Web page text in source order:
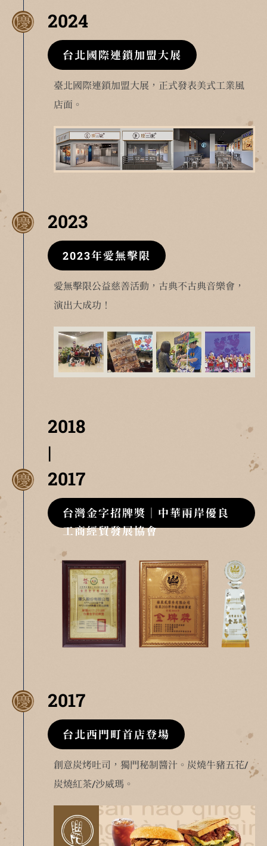
2024
台北國際連鎖加盟大展
臺北國際連鎖加盟大展，正式發表美式工業風
店面。
2023
2023年愛無擊限
愛無擊限公益慈善活動，古典不古典音樂會，
演出大成功！
2018
|
2017
台灣金字招牌獎｜中華兩岸優良
工商經貿發展協會
2017
台北西門町首店登場
創意炭烤吐司，獨門秘制醬汁。炭燒牛豬五花/
炭燒紅茶/沙威瑪。